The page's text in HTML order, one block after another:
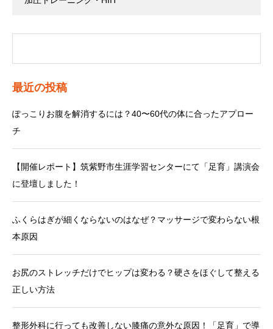
最近の投稿
ぽっこりお腹を解消するには？40〜60代の体に合ったアプロー
チ
【開催レポート】筑紫野市生涯学習センターにて「足育」講演会
に登壇しました！
ふくらはぎが細くならないのはなぜ？マッサージで変わらない根
本原因
お尻のストレッチだけでヒップは変わる？硬さをほぐして整える
正しい方法
整形外科に行っても改善しない膝痛の意外な原因！「足育」で導